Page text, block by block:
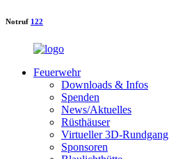
Notruf 122
Feuerwehr
Downloads & Infos
Spenden
News/Aktuelles
Rüsthäuser
Virtueller 3D-Rundgang
Sponsoren